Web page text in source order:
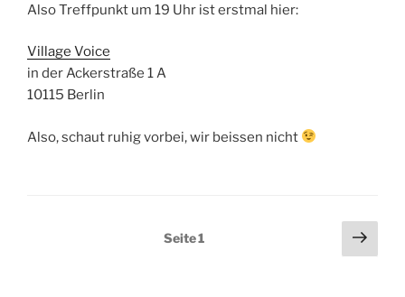
Also Treffpunkt um 19 Uhr ist erstmal hier:
Village Voice
in der Ackerstraße 1 A
10115 Berlin
Also, schaut ruhig vorbei, wir beissen nicht
Seitennummerierung
Seite1